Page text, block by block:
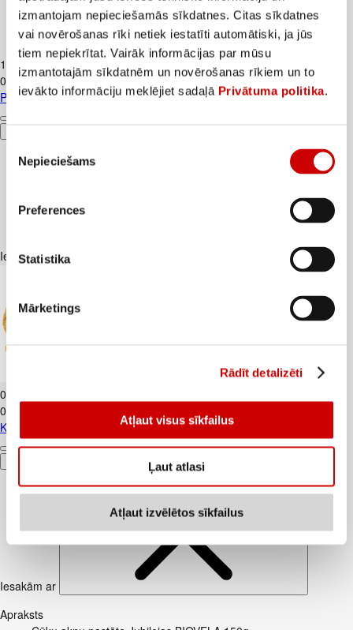
izmantojam nepieciešamās sīkdatnes. Citas sīkdatnes
vai novērošanas rīki netiek iestatīti automātiski, ja jūs
tiem nepiekrītat. Vairāk informācijas par mūsu
izmantotajām sīkdatnēm un novērošanas rīkiem un to
ievākto informāciju meklējiet sadaļā Privātuma politika.
izvēle
Nepieciešams
Preferences
Statistika
Mārketings
Rādīt detalizēti
Atļaut visus sīkfailus
Ļaut atlasi
Atļaut izvēlētos sīkfailus
Piens TERE 2,5% 1,5L
1
37
0,91€/l
Piens TERE 2,5% 1,5L
Iesakām ar
Kartupeļi JAUNIE dzeltenie fas. kg
0
0,69€/kg
Kartupeļi JAUNIE dzeltenie fas. kg
Iesakām ar
Apraksts